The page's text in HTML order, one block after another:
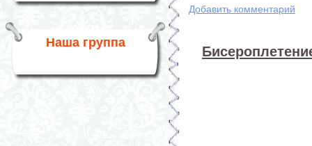
Наша группа
Добавить комментарий